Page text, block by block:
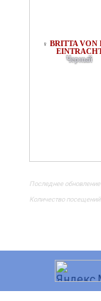
♀ BRITTA VON
Черный
Последнее
Количество